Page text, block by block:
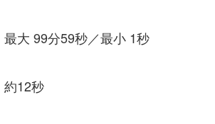
大 99分59秒／最小 1秒
約12秒